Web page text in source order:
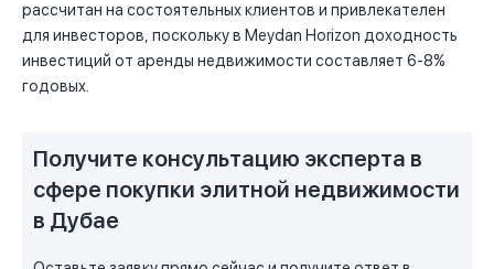
рассчитан на состоятельных клиентов и привлекателен
для инвесторов, поскольку в Meydan Horizon доходность
инвестиций от аренды недвижимости составляет 6-8%
годовых.
Получите консультацию эксперта в
сфере покупки элитной недвижимости
в Дубае